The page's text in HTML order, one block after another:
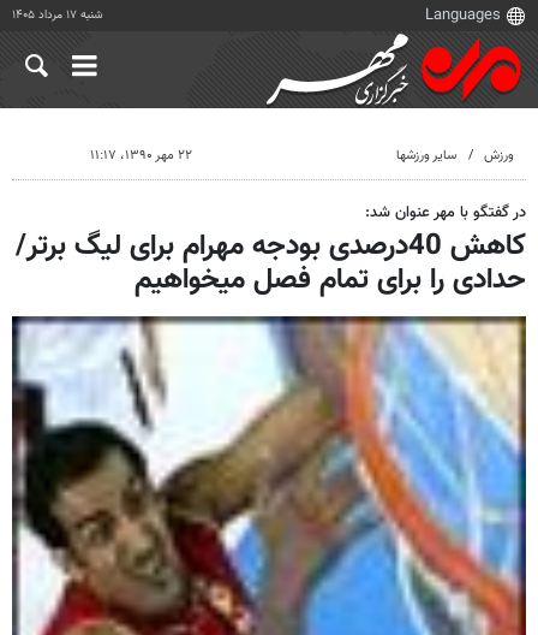
شنبه ۱۷ مرداد ۱۴۰۵
ورزش سایر ورزشها ۲۲ مهر ۱۳۹۰، ۱۱:۱۷
در گفتگو با مهر عنوان شد:
کاهش 40درصدی بودجه مهرام برای لیگ برتر/
حدادی را برای تمام فصل می‎خواهیم